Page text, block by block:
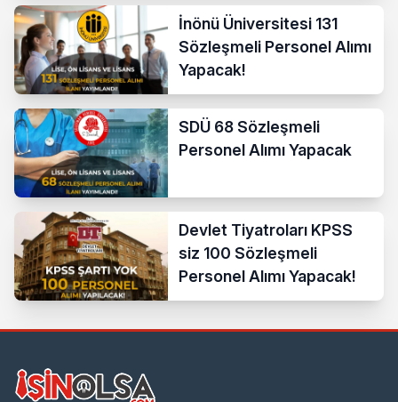
İnönü Üniversitesi 131
Sözleşmeli Personel Alımı
Yapacak!
SDÜ 68 Sözleşmeli
Personel Alımı Yapacak
Devlet Tiyatroları KPSS
siz 100 Sözleşmeli
Personel Alımı Yapacak!